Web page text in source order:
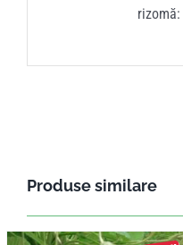
Produse similare